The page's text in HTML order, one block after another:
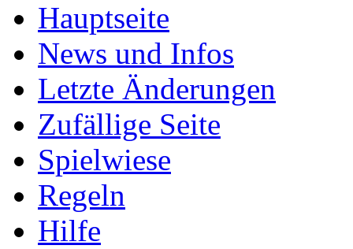
Hauptseite
News und Infos
Letzte Änderungen
Zufällige Seite
Spielwiese
Regeln
Hilfe